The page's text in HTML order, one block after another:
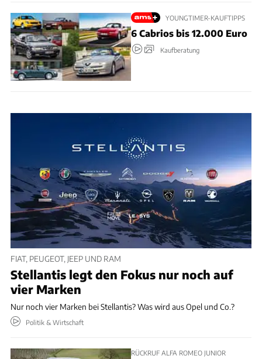
YOUNGTIMER-KAUFTIPPS
6 Cabrios bis 12.000 Euro
Kaufberatung
FIAT, PEUGEOT, JEEP UND RAM
Stellantis legt den Fokus nur noch auf
vier Marken
Nur noch vier Marken bei Stellantis? Was wird aus Opel und Co.?
Politik & Wirtschaft
RÜCKRUF ALFA ROMEO JUNIOR